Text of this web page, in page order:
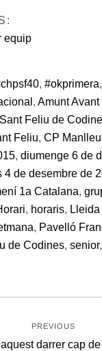
equip
, #okprimera,
, Amunt Avant
Feliu de
Feliu, CP Manlleu
, diumenge 6 de
4 de desembre de
1a Catalana,
, horaris,
, Pavelló
de Codines, senior,
PREVIOUS
darrer cap